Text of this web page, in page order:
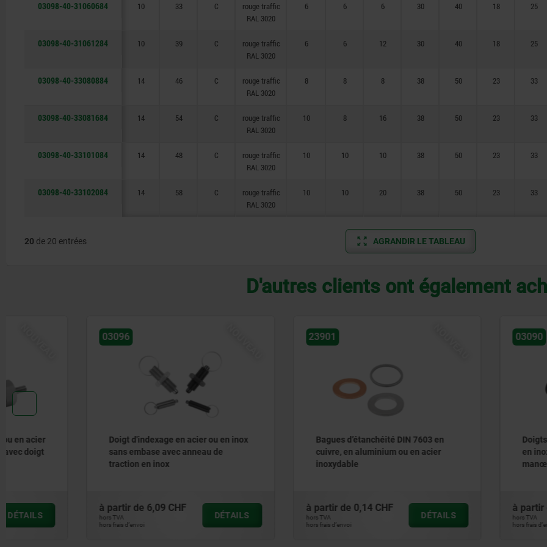
03098-40-31060684 10 33 C
rouge traffic
RAL 3020
6 6 6 30 40 18 25
03098-40-31061284 10 39 C
rouge traffic
RAL 3020
6 6 12 30 40 18 25
03098-40-33080884 14 46 C
rouge traffic
RAL 3020
8 8 8 38 50 23 33
03098-40-33081684 14 54 C
rouge traffic
RAL 3020
10 8 16 38 50 23 33
03098-40-33101084 14 48 C
rouge traffic
RAL 3020
10 10 10 38 50 23 33
03098-40-33102084 14 58 C
rouge traffic
RAL 3020
10 10 20 38 50 23 33
20 de 20 entrées AGRANDIR LE TABLEAU
D'autres clients ont également
Doigt d'indexage en acier ou en inox
sans embase avec anneau de
à partir de 6,09 CHF
hors TVA
hors frais d’envoi
DÉTAILS
Bagues d’étanchéité DIN 7603 en
cuivre, en aluminium ou en acier
à partir de 0,14 CHF
hors TVA
hors frais d’envoi
DÉTAILS
Doigts d'indexage ECO en
en inox modèle court avec
manœuvre en plastique
à partir de 4,52 CHF
hors TVA
hors frais d’envoi